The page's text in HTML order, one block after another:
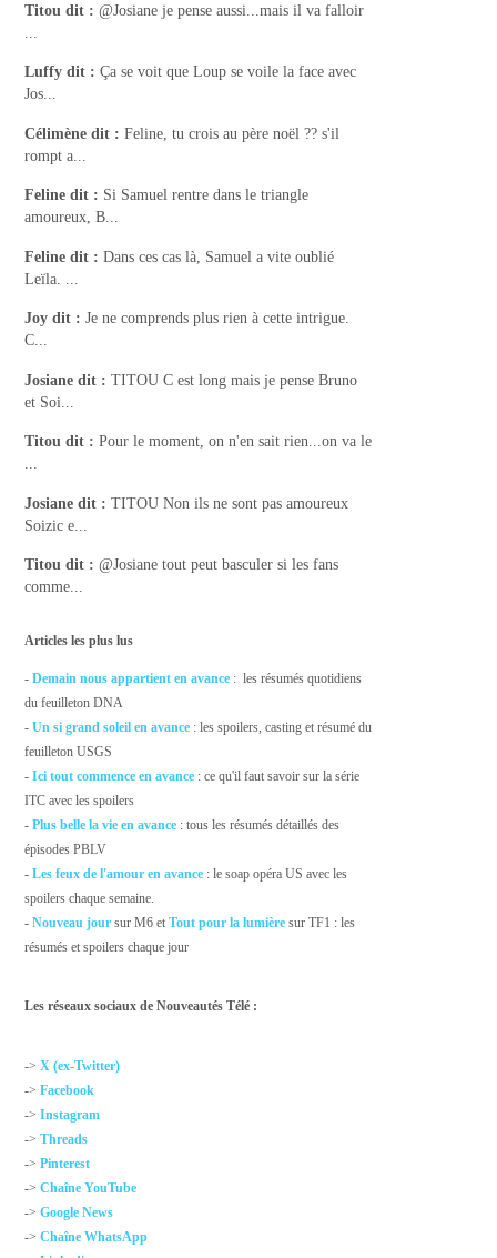
Titou dit : @Josiane je pense aussi...mais il va falloir
Luffy dit : Ça se voit que Loup se voile la face avec
Jos...
Célimène dit : Feline, tu crois au père noël ?? s'il
rompt a...
Feline dit : Si Samuel rentre dans le triangle
amoureux, B...
Feline dit : Dans ces cas là, Samuel a vite oublié
Leïla. ...
Joy dit : Je ne comprends plus rien à cette intrigue.
C...
Josiane dit : TITOU C est long mais je pense Bruno
et Soi...
Titou dit : Pour le moment, on n'en sait rien...on va le
...
Josiane dit : TITOU Non ils ne sont pas amoureux
Soizic e...
Titou dit : @Josiane tout peut basculer si les fans
comme...
Articles les plus lus
-Demain nous appartient en avance : les résumés quotidiens
du feuilleton DNA
-Un si grand soleil en avance : les spoilers, casting et résumé du
feuilleton USGS
-Ici tout commence en avance : ce qu'il faut savoir sur la série
ITC avec les spoilers
- Plus belle la vie en avance : tous les résumés détaillés des
épisodes PBLV
-Les feux de l'amour en avance : le soap opéra US avec les
spoilers chaque semaine.
-Nouveau jour sur M6 etTout pour la lumière sur TF1 : les
résumés et spoilers chaque jour
Les réseaux sociaux de Nouveautés Télé :
->X (ex-Twitter)
->Facebook
->Instagram
->Threads
->Pinterest
->Chaîne YouTube
->Google News
->Chaîne WhatsApp